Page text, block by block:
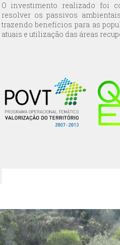
O investimento realizado foi
resolver os passivos
trazendo benefícios para as
atuais e utilização das áreas